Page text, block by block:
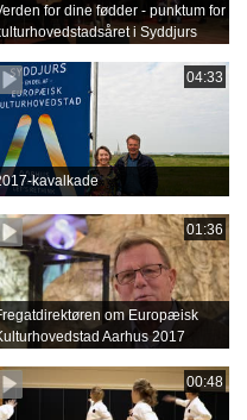
for dine fødder - punktum for
i Syddjurs
04:33
kavalkade
01:36
om Europæisk
Aarhus 2017
00:48